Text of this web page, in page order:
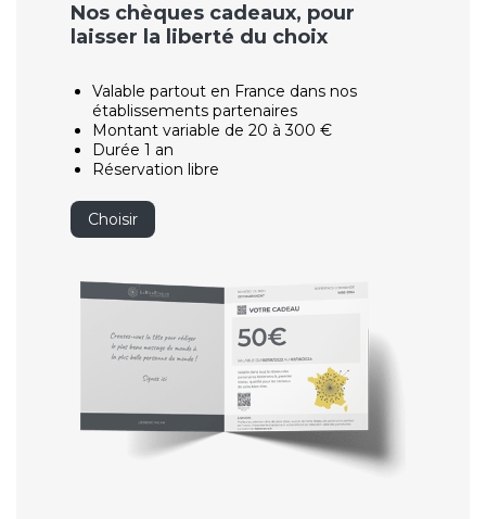
Nos chèques cadeaux, pour
laisser la liberté du choix
Valable partout en France dans nos
établissements partenaires
Montant variable de 20 à 300 €
Durée 1 an
Réservation libre
Choisir